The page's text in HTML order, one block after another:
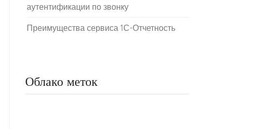
аутентификации по звонку
Преимущества сервиса 1С-Отчетность
Облако меток